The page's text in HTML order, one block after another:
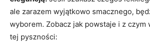
ale zarazem wyjątkowo smacznego,
wyborem. Zobacz jak powstaje i z czym
tej pyszności: